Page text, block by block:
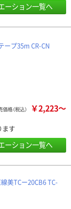
ーション一覧へ
ープ35m CR-CN
価格（税込） ￥2,223～
ます
ーション一覧へ
美TCー20CB6 TC-